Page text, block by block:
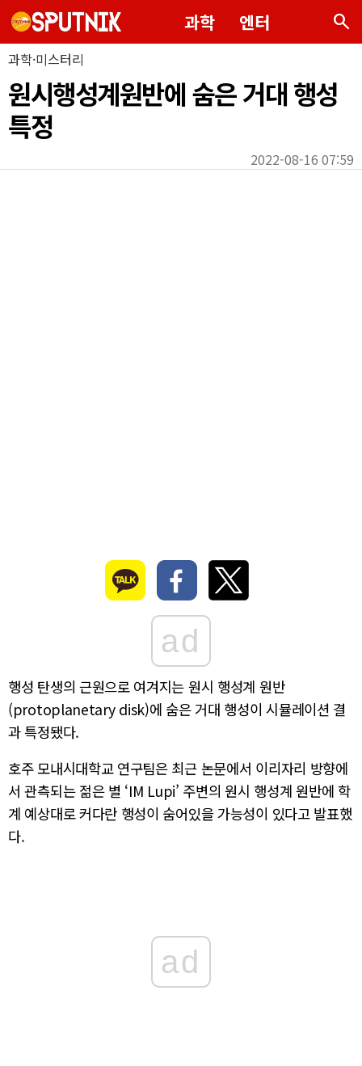
과학 엔터 search
과학·미스터리
원시행성계원반에 숨은 거대 행성
특정
2022-08-16 07:59
ad
행성 탄생의 근원으로 여겨지는 원시 행성계 원반
(protoplanetary disk)에 숨은 거대 행성이 시뮬레이션 결
과 특정됐다.
호주 모내시대학교 연구팀은 최근 논문에서 이리자리 방향에
서 관측되는 젊은 별 ‘IM Lupi’ 주변의 원시 행성계 원반에 학
계 예상대로 커다란 행성이 숨어있을 가능성이 있다고 발표했
다.
ad